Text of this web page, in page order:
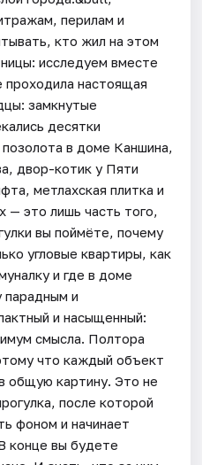
перилам и
кто жил на этом
исследуем вместе
настоящая
замкнутые
десятки
в доме Каншина,
двор-котик у Пяти
метлахская плитка и
— это лишь часть того,
вы поймёте, почему
угловые квартиры, как
и где в доме
парадным и
и насыщенный:
смысла. Полтора
что каждый объект
общую картину. Это не
после которой
фоном и начинает
конце вы будете